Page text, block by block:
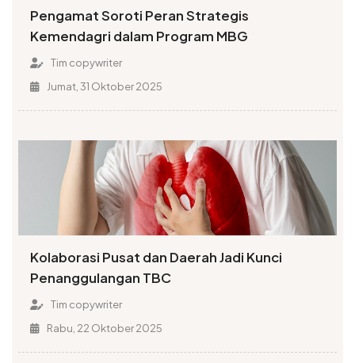
Pengamat Soroti Peran Strategis
Kemendagri dalam Program MBG
Tim copywriter
Jumat, 31 Oktober 2025
Kolaborasi Pusat dan Daerah Jadi Kunci
Penanggulangan TBC
Tim copywriter
Rabu, 22 Oktober 2025